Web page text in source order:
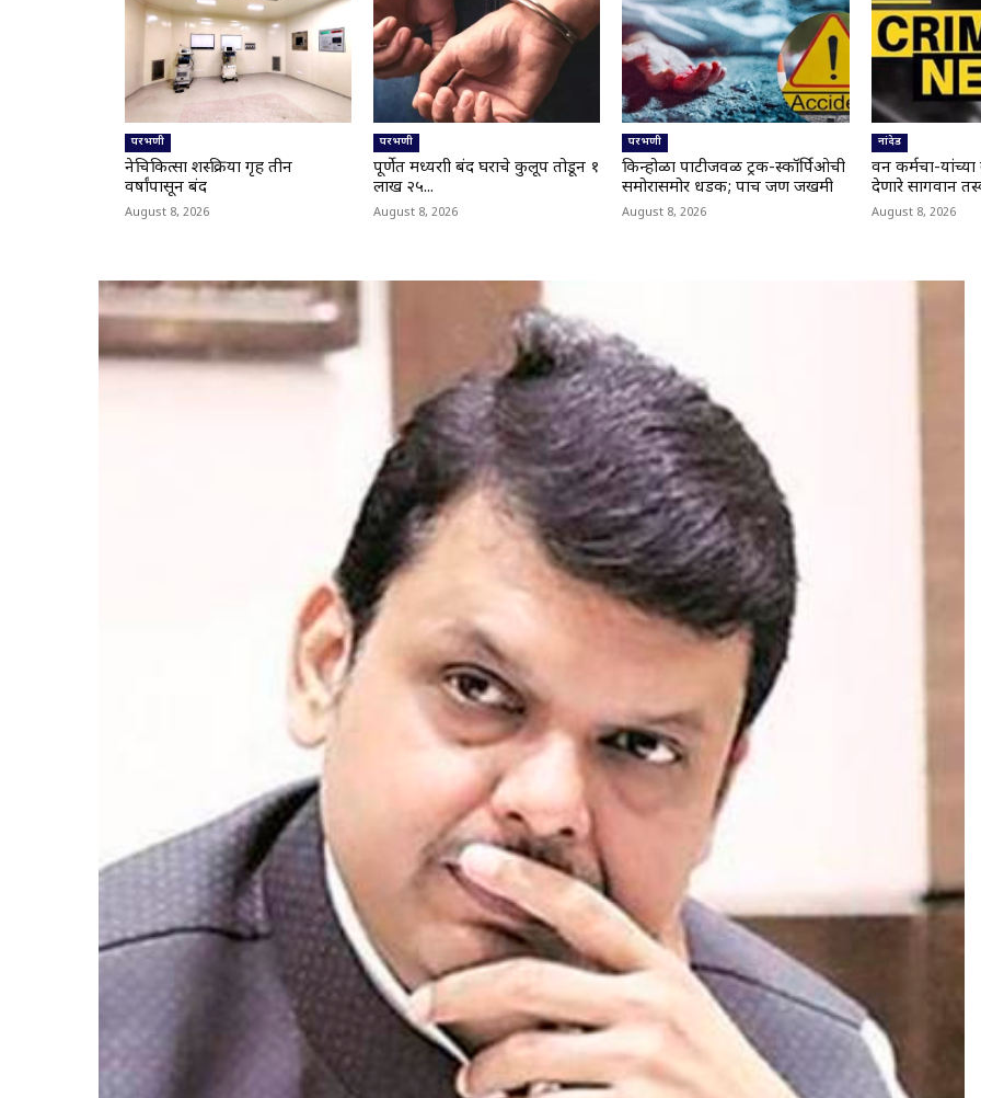
परभणी
नेत्रचिकित्सा शस्त्रक्रिया गृह तीन
वर्षांपासून बंद
August 8, 2026
परभणी
पूर्णेत मध्यरात्री बंद घराचे कुलूप तोडून १
लाख २५...
August 8, 2026
परभणी
किन्होळा पाटीजवळ ट्रक-स्कॉर्पिओची
समोरासमोर धडक; पाच जण जखमी
August 8, 2026
नांदेड
वन कर्मचा-
देणारे सागवान
August 8, 2026